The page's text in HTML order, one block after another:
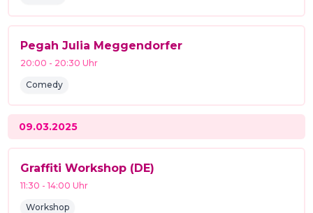
Pegah Julia Meggendorfer
20:00 - 20:30 Uhr
Comedy
09.03.2025
Graffiti Workshop (DE)
11:30 -14:00 Uhr
Workshop